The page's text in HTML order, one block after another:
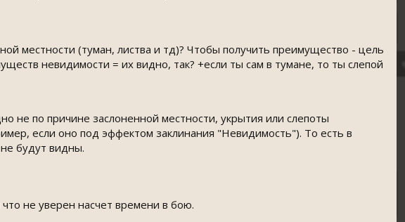
местности (туман, листва и тд)? Чтобы получить преимущество - цель
невидимости = их видно, так? +если ты сам в тумане, то ты слепой
не по причине заслоненной местности, укрытия или слепоты
если оно под эффектом заклинания "Невидимость"). То есть в
будут видны.
не уверен насчет времени в бою.